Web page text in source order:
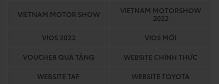
VIETNAM MOTOR SHOW
VIETNAM MOTORSHOW
2022
VIOS 2023
VIOS MỚI
VOUCHER QUÀ TẶNG
WEBSITE CHÍNH THỨC
WEBSITE TAF
WEBSITE TOYOTA